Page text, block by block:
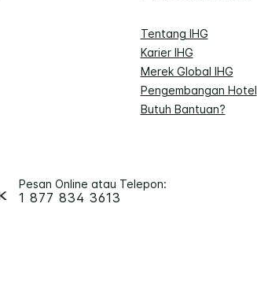
Tentang IHG
Karier IHG
Merek Global IHG
Pengembangan Hotel
Butuh Bantuan?
Pesan Online atau Telepon:
1 877 834 3613